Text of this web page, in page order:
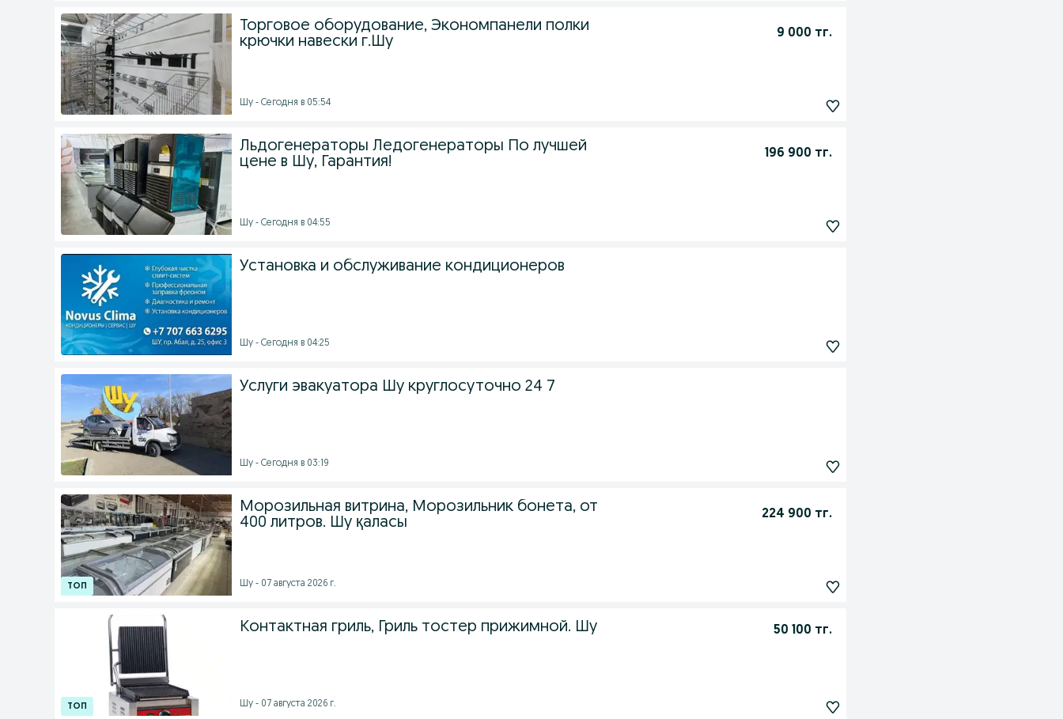
Торговое оборудование, Экономпанели полки
крючки навески г.Шу
9 000 тг.
Шу - Сегодня в 05:54
Льдогенераторы Ледогенераторы По лучшей
цене в Шу, Гарантия!
196 900 тг.
Шу - Сегодня в 04:55
Установка и обслуживание кондиционеров
Шу - Сегодня в 04:25
Услуги эвакуатора Шу круглосуточно 24 7
Шу - Сегодня в 03:19
Морозильная витрина, Морозильник бонета, от
400 литров. Шу қаласы
224 900 тг.
Шу - 07 августа 2026 г.
Контактная гриль, Гриль тостер прижимной. Шу 50 100 тг.
Шу - 07 августа 2026 г.